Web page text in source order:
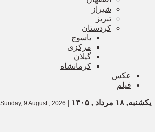
شیراز
تبریز
کردستان
یاسوج
مرکزی
گیلان
کرمانشاه
عکس
فیلم
یکشنبه, ۱۸ مرداد , ۱۴۰۵ |
Sunday, 9 August , 2026